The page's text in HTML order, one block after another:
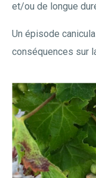
et/ou de longue
Un épisode
conséquences sur